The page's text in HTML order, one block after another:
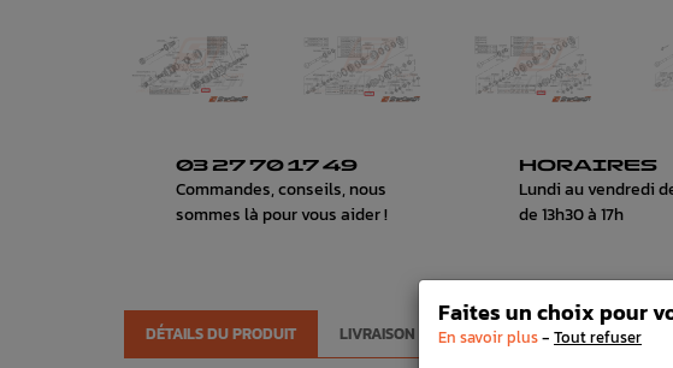
03 27 70 17 49
Commandes, conseils, nous
sommes là pour vous aider !
HORAIRES
Lundi au vendredi
de 13h30 à 17h
DÉTAILS DU PRODUIT LIVRAISON VÉHICULES COMPATIBLE
Faites un choix pour
En savoir plus- Tout refuser